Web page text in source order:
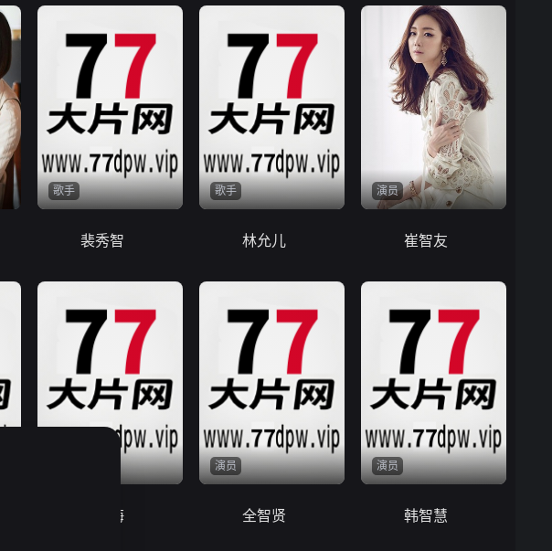
歌手
裴秀智
歌手
林允儿
演员
崔智友
李多海
演员
全智贤
演员
韩智慧